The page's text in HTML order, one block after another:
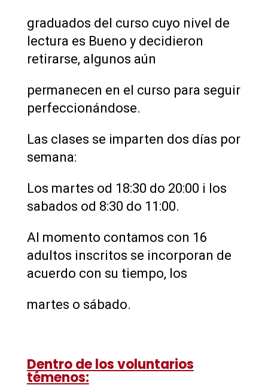
graduados del curso cuyo nivel de
lectura es Bueno y decidieron
retirarse, algunos aún
permanecen en el curso para seguir
perfeccionándose.
Las clases se imparten dos días por
semana:
Los martes od 18:30 do 20:00 i los
sabados od 8:30 do 11:00.
Al momento contamos con 16
adultos inscritos se incorporan de
acuerdo con su tiempo, los
martes o sábado.
Dentro de los voluntarios
témenos: